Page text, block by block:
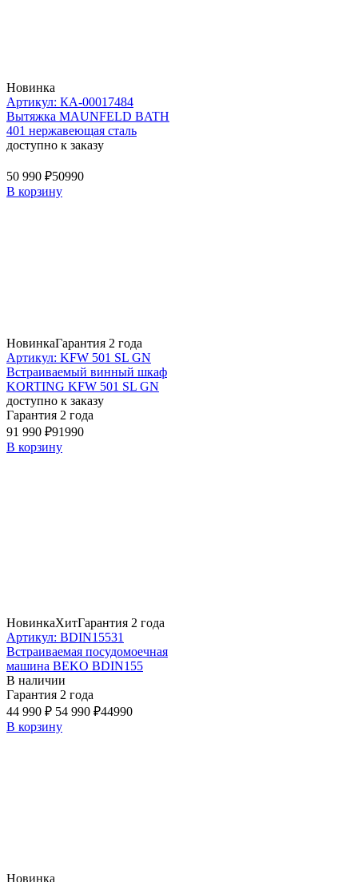
Новинка
Артикул: КА-00017484
Вытяжка MAUNFELD BATH
401 нержавеющая сталь
доступно к заказу
50 990 ₽50990
В корзину
НовинкаГарантия 2 года
Артикул: KFW 501 SL GN
Встраиваемый винный шкаф
KORTING KFW 501 SL GN
доступно к заказу
Гарантия 2 года
91 990 ₽91990
В корзину
НовинкаХитГарантия 2 года
Артикул: BDIN15531
Встраиваемая посудомоечная
машина BEKO BDIN155
В наличии
Гарантия 2 года
44 990 ₽ 54 990 ₽44990
В корзину
Новинка